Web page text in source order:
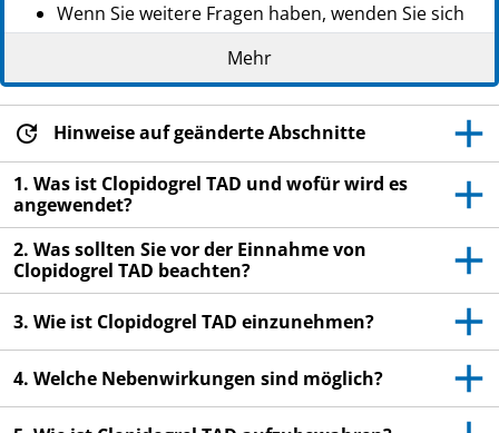
Wenn Sie weitere Fragen haben, wenden Sie sich
an Ihren Arzt oder Apotheker.
Dieses Arzneimittel wurde Ihnen persönlich
verschrieben. Geben Sie es nicht an Dritte weiter.
Es kann anderen Menschen schaden, auch wenn
diese die gleichen Beschwerden haben wie Sie.
Wenn Sie Nebenwirkungen bemerken, wenden Sie
sich an Ihren Arzt oder Apotheker. Dies gilt auch
für Nebenwirkungen, die nicht in dieser
Packungsbeilage angegeben sind. Siehe Abschnitt
Mehr
Hinweise auf geänderte Abschnitte
1. Was ist Clopidogrel TAD und wofür wird es
angewendet?
2. Was sollten Sie vor der Einnahme von
Clopidogrel TAD beachten?
3. Wie ist Clopidogrel TAD einzunehmen?
4. Welche Nebenwirkungen sind möglich?